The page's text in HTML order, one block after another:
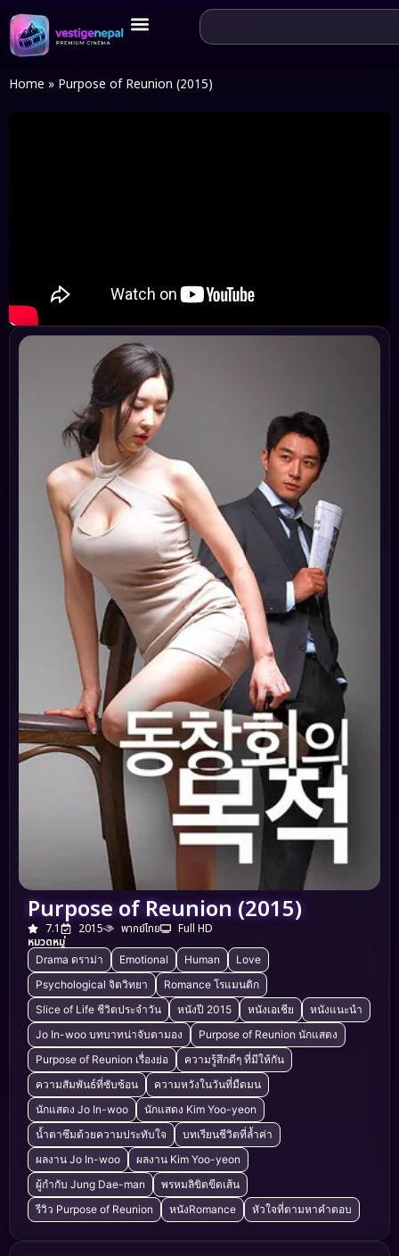
Home » Purpose of Reunion (2015)
Purpose of Reunion (2015)
7.1 2015 พากย์ไทย
Full HD
หมวดหมู่
Drama ดราม่า Emotional Human
Love
Psychological จิตวิทยา
Romance โรแมนติก
Slice of Life ชีวิตประจำวัน
หนังปี 2015 หนังเอเชีย
หนังแนะนำ
Jo In-woo บทบาทน่าจับตามอง
Purpose of Reunion นักแสดง
Purpose of Reunion เรื่องย่อ
ความรู้สึกดีๆ ที่มีให้กัน
ความสัมพันธ์ที่ซับซ้อน
ความหวังในวันที่มืดมน
นักแสดง Jo In-woo
นักแสดง Kim Yoo-yeon
น้ำตาซึมด้วยความประทับใจ
บทเรียนชีวิตที่ล้ำค่า
ผลงาน Jo In-woo
ผลงาน Kim Yoo-yeon
ผู้กำกับ Jung Dae-man
พรหมลิขิตขีดเส้น
รีวิว Purpose of Reunion
หนังRomance หัวใจที่ตามหาคำตอบ